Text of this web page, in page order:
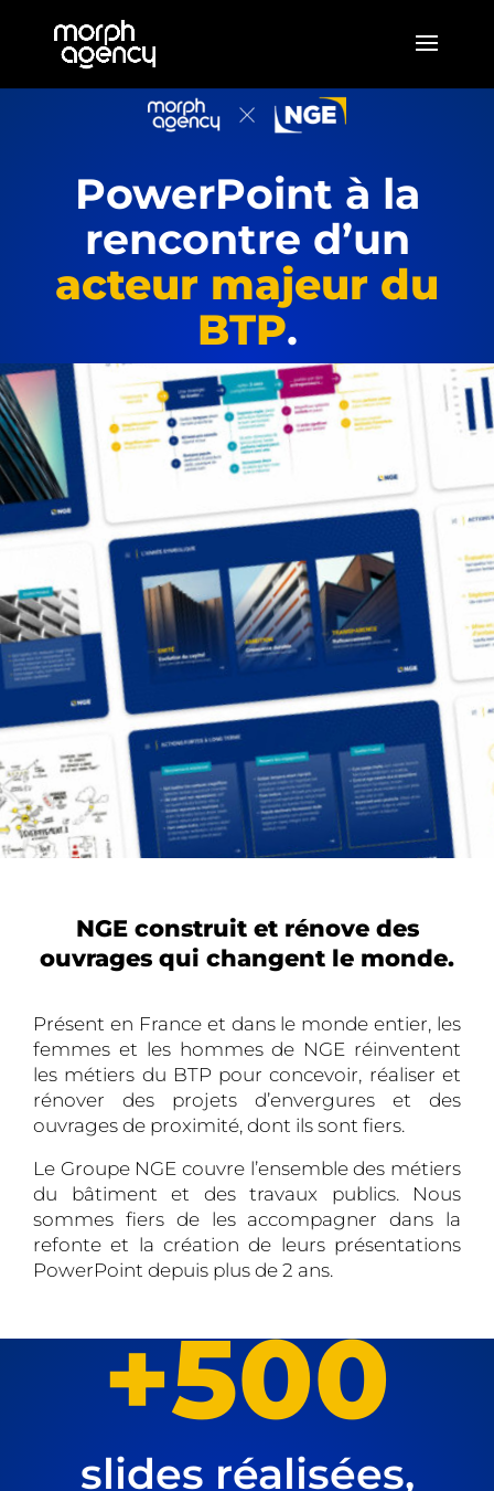
PowerPoint à la
rencontre d’un
acteur majeur du
BTP.
NGE construit et rénove des
ouvrages qui changent le monde.
Présent en France et dans le monde entier, les
femmes et les hommes de NGE réinventent
les métiers du BTP pour concevoir, réaliser et
rénover des projets d’envergures et des
ouvrages de proximité, dont ils sont fiers.
Le Groupe NGE couvre l’ensemble des métiers
du bâtiment et des travaux publics. Nous
sommes fiers de les accompagner dans la
refonte et la création de leurs présentations
PowerPoint depuis plus de 2 ans.
+500
slides réalisées,